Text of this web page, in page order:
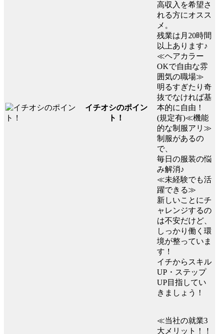
イチオシのポイン
ト！
高収入を希望さ
れる方にオスス
メ。
残業は月20時間
以上あります♪
≪ヘアカラー
OKで自由な雰
囲気の職場≫
明るすぎたり奇
抜でなければ基
本的に自由！
(規定有)≪機能
的な制服アリ≫
制服があるの
で、
毎日の服装の悩
み解消♪
≪未経験でも活
躍できる≫
新しいことにチ
ャレンジするの
は不安だけど、
しっかり働く環
境が整っていま
す！
イチからスキル
UP・ステップ
UP目指してい
きましょう！
≪当社の就業3
大メリット！！